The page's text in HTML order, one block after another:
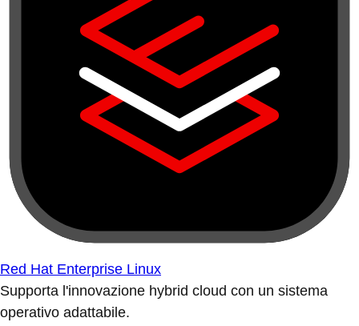
Red Hat Enterprise Linux
Supporta l'innovazione hybrid cloud con un sistema
operativo adattabile.